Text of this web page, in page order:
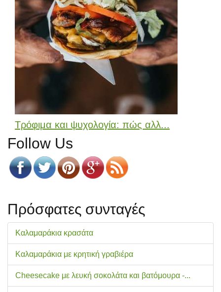
Τρόφιμα και ψυχολογία: πώς αλλ...
Follow Us
Πρόσφατες συνταγές
Καλαμαράκια κρασάτα
Καλαμαράκια με κρητική γραβιέρα
Cheesecake με λευκή σοκολάτα και βατόμουρα -...